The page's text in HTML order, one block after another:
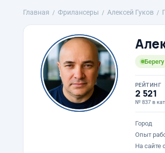
Главная Фрилансеры Алексей Гуков
РЕЙТИНГ
2 521
№ 837 в
Город
Опыт
На сайте